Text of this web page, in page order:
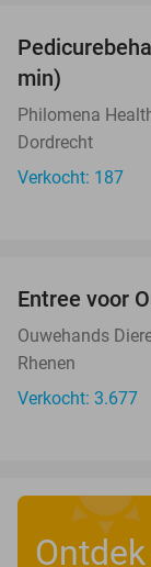
min)
Philomena
Dordrecht
Verkocht: 187
Entree voor
Ouwehands
Rhenen
Verkocht: 3.677